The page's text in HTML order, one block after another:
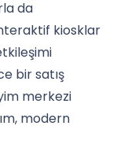
da
kiosklar
bir satış
merkezi
modern